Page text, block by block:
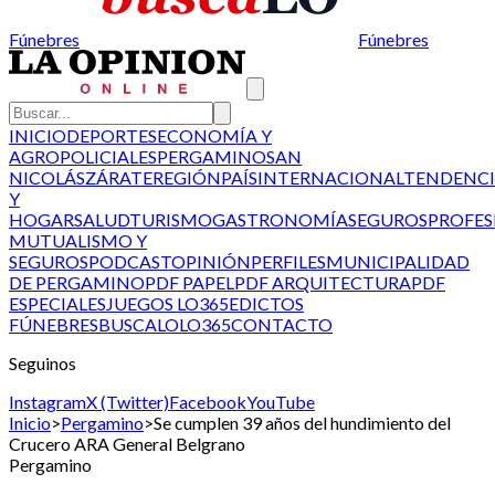
Fúnebres Fúnebres
INICIODEPORTESECONOMÍA Y
AGROPOLICIALESPERGAMINOSAN
NICOLÁSZÁRATEREGIÓNPAÍSINTERNACIONAL
Y
HOGARSALUDTURISMOGASTRONOMÍASEGUROS
MUTUALISMO Y
SEGUROSPODCASTOPINIÓNPERFILESMUNICIPALIDAD
DE PERGAMINOPDF PAPELPDF ARQUITECTURAPDF
ESPECIALESJUEGOS LO365EDICTOS
FÚNEBRESBUSCALOLO365CONTACTO
Seguinos
InstagramX (Twitter)FacebookYouTube
Inicio>Pergamino>Se cumplen 39 años del hundimiento del
Crucero ARA General Belgrano
Pergamino